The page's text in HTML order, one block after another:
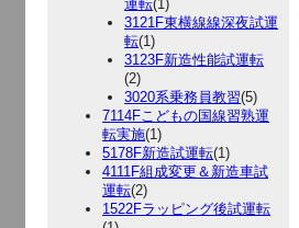
運転(1)
3121F東横線線深夜試運
転(1)
3123F新造性能試運転
(2)
3020系乗務員教習(5)
7114Fこどもの国線習熟運
転実施(1)
5178F新造試運転(1)
4111F組成変更＆新造車試
運転(2)
1522Fラッピング後試運転